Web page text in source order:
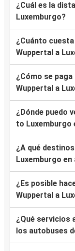
¿Cuál es la
Luxemburgo?
¿Cuánto
Wuppertal a
¿Cómo se
Wuppertal a
¿Dónde puedo
to Luxemburgo
¿A qué
Luxemburgo
¿Es posible
Wuppertal a
¿Qué servicios
los autobuses